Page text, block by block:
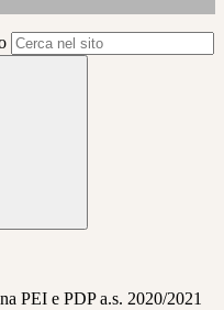
PEI e PDP a.s. 2020/2021